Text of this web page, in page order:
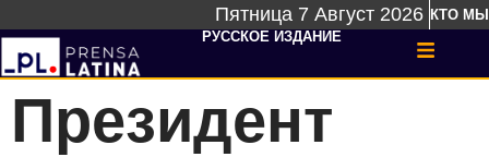
Пятница 7 Август 2026 КТО МЫ
РУССКОЕ ИЗДАНИЕ
Президент